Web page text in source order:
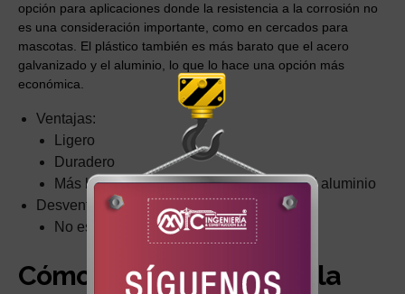
opción para aplicaciones donde la resistencia a la corrosión no
es una consideración importante, como en cercados para
mascotas. El plástico también es más barato que el acero
galvanizado y el aluminio, lo que lo hace una opción más
económica.
Ventajas:
Ligero
Duradero
Más barato que el acero galvanizado y el aluminio
Desventajas:
No es resistente a la corrosión
Cómo afecta el material la